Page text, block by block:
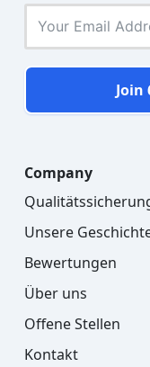
Join
Company
Unsere
Bewertungen
Über uns
Offene Stellen
Kontakt